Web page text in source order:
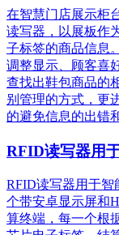
在智慧门店展示柜
读写器，以展板作
子标签的商品信息
调整显示、顾客喜
查找出鞋包商品的
别管理的方式，更
的避免信息的出错
RFID读写器用
RFID读写器用于智
个带安卓显示屏和
算终端，每一个根